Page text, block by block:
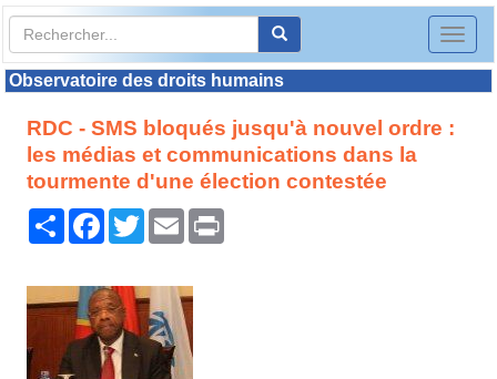
Toggle
Observatoire des droits humains
RDC - SMS bloqués jusqu'à nouvel ordre :
les médias et communications dans la
tourmente d'une élection contestée
PartagerFacebook
TwitterEmail